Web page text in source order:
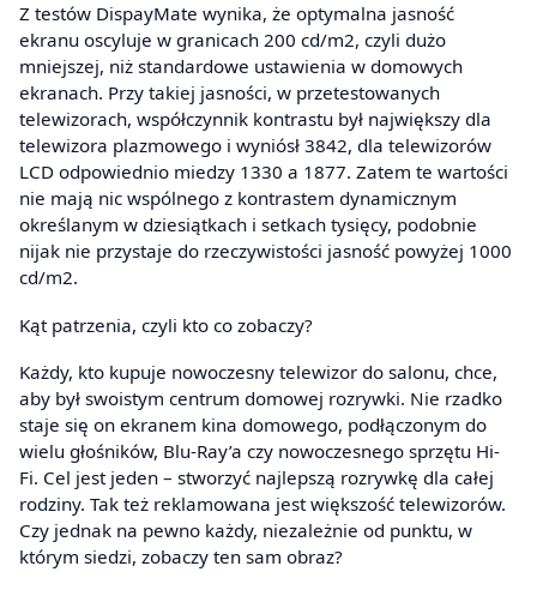
Z testów DispayMate wynika, że optymalna jasność
ekranu oscyluje w granicach 200 cd/m2, czyli dużo
mniejszej, niż standardowe ustawienia w domowych
ekranach. Przy takiej jasności, w przetestowanych
telewizorach, współczynnik kontrastu był największy dla
telewizora plazmowego i wyniósł 3842, dla telewizorów
LCD odpowiednio miedzy 1330 a 1877. Zatem te wartości
nie mają nic wspólnego z kontrastem dynamicznym
określanym w dziesiątkach i setkach tysięcy, podobnie
nijak nie przystaje do rzeczywistości jasność powyżej 1000
cd/m2.
Kąt patrzenia, czyli kto co zobaczy?
Każdy, kto kupuje nowoczesny telewizor do salonu, chce,
aby był swoistym centrum domowej rozrywki. Nie rzadko
staje się on ekranem kina domowego, podłączonym do
wielu głośników, Blu-Ray’a czy nowoczesnego sprzętu Hi-
Fi. Cel jest jeden – stworzyć najlepszą rozrywkę dla całej
rodziny. Tak też reklamowana jest większość telewizorów.
Czy jednak na pewno każdy, niezależnie od punktu, w
którym siedzi, zobaczy ten sam obraz?